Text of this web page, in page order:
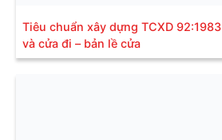
Tiêu chuẩn xây dựng TCXD
và cửa đi – bản lề cửa